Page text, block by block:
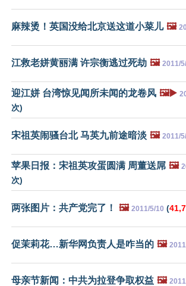
麻辣烫！英国没给北京送这道小菜儿 🖼️
江救老姘黄丽满 许宗衡逃过死劫 🖼️ 2011/
迎江姘 台湾惊见闻所未闻的龙卷风 🖼️▶️
次)
宋祖英闹骚台北 马英九前途暗淡 🖼️ 2011/
苹果日报：宋祖英攻蛋圆满 周董送屌 🖼️
次)
两张图片：共产党完了！ 🖼️ 2011/5/10 (
促茉莉花…新华网负责人是咋当的 🖼️
母亲节新闻：中共为拉登争取权益 🖼️